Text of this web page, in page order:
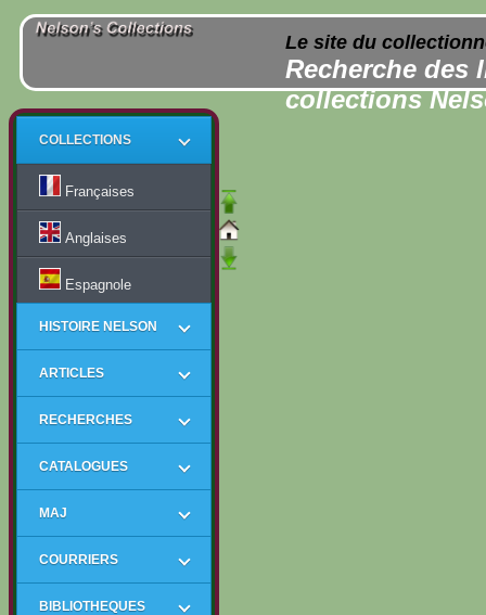
Le site du
Recherche des
collections
COLLECTIONS
Françaises
Anglaises
Espagnole
HISTOIRE NELSON
ARTICLES
RECHERCHES
CATALOGUES
MAJ
COURRIERS
BIBLIOTHEQUES